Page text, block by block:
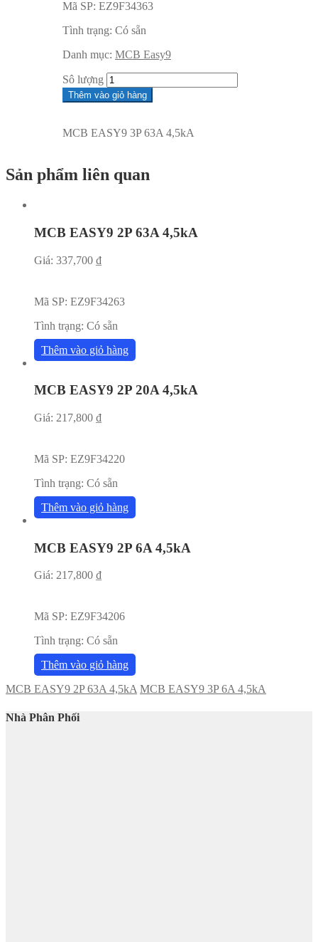
Mã SP: EZ9F34363
Tình trạng: Có sẵn
Danh mục: MCB Easy9
Sô lượng
Thêm vào giỏ hàng
MCB EASY9 3P 63A 4,5kA
Sản phẩm liên quan
MCB EASY9 2P 63A 4,5kA
Giá: 337,700 ₫
Mã SP: EZ9F34263
Tình trạng: Có sẵn
Thêm vào giỏ hàng
MCB EASY9 2P 20A 4,5kA
Giá: 217,800 ₫
Mã SP: EZ9F34220
Tình trạng: Có sẵn
Thêm vào giỏ hàng
MCB EASY9 2P 6A 4,5kA
Giá: 217,800 ₫
Mã SP: EZ9F34206
Tình trạng: Có sẵn
Thêm vào giỏ hàng
MCB EASY9 2P 63A 4,5kA MCB EASY9 3P 6A 4,5kA
Nhà Phân Phối